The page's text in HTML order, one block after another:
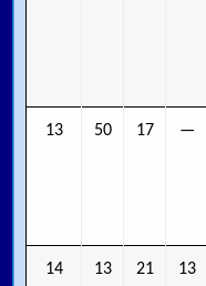
13 50 17 —
14 13 21 13